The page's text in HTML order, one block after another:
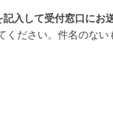
入して受付窓口にお
ださい。件名のない